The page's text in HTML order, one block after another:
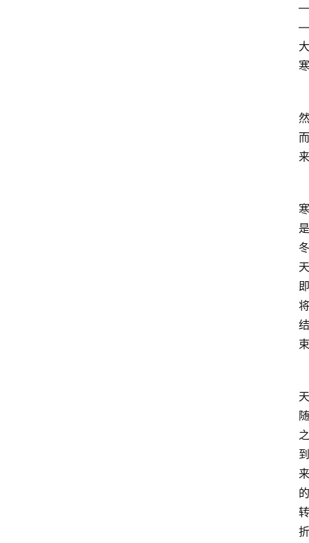
—
—
大
寒
然
而
来
寒
是
冬
天
即
将
结
束
天
随
之
到
来
的
转
折